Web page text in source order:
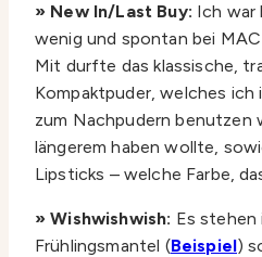
» New In/Last Buy: Ich war
wenig und spontan bei
Mit durfte das klassische,
Kompaktpuder, welches
zum Nachpudern benutzen
längerem haben wollte,
Lipsticks – welche Farbe,
» Wishwishwish: Es stehen
Frühlingsmantel (Beispiel)